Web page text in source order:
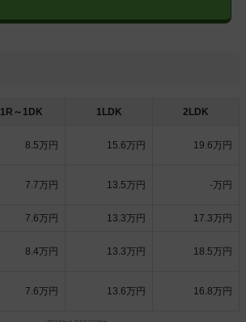
1R～1DK 1LDK 2LDK
8.5万円 15.6万円 19.6万円
7.7万円 13.5万円 -万円
7.6万円 13.3万円 17.3万円
8.4万円 13.3万円 18.5万円
7.6万円 13.6万円 16.8万円